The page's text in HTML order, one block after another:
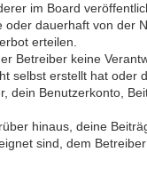
im Board
oder dauerhaft von der
erteilen.
Betreiber keine
selbst erstellt hat oder
dein Benutzerkonto,
hinaus, deine
sind, dem